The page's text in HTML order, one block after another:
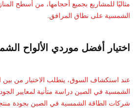
مثاليًا للمشاريع بجميع أحجامها، من أسطح
الشمسية على نطاق المرافق.
اختيار أفضل موردي الألواح
عند استكشاف السوق، يتطلب الاختيار من بين
الشمسية في الصين دراسة متأنية لمعايير
شركات الطاقة الشمسية في الصين بجودة